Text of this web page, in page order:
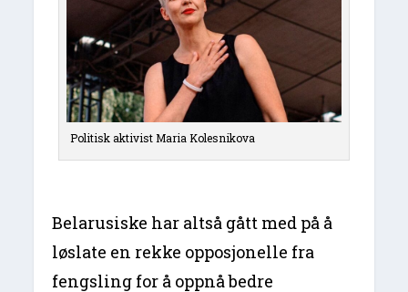
Politisk aktivist Maria Kolesnikova
Belarusiske har altså gått med på å
løslate en rekke opposjonelle fra
fengsling for å oppnå bedre